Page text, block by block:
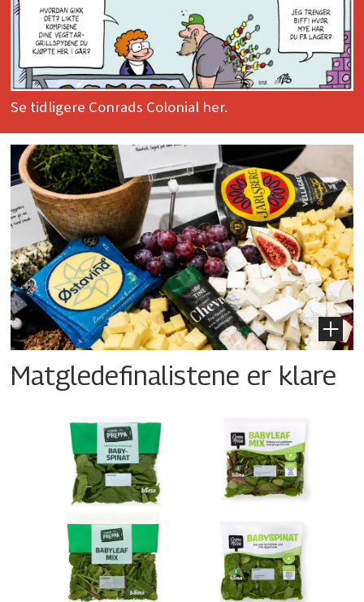
Se tidligere Conrads Colonial her.
Matgledefinalistene er klare